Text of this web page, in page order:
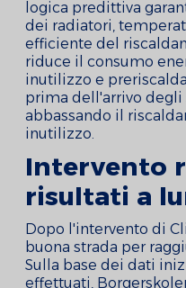
logica predittiva
dei radiatori,
efficiente del
riduce il consumo
inutilizzo e
prima dell'arrivo
abbassando il
inutilizzo.
Intervento
risultati a
Dopo l'intervento di
buona strada per
Sulla base dei dati
effettuati,